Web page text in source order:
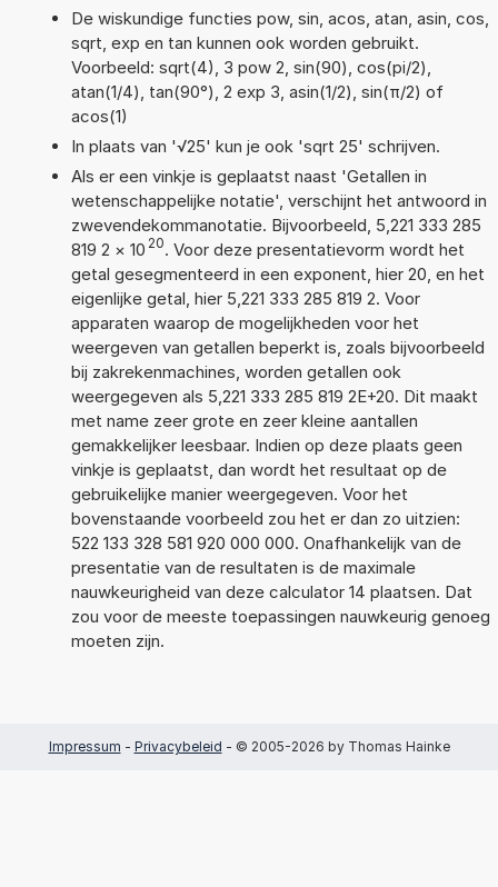
De wiskundige functies pow, sin, acos, atan, asin, cos,
sqrt, exp en tan kunnen ook worden gebruikt.
Voorbeeld: sqrt(4), 3 pow 2, sin(90), cos(pi/2),
atan(1/4), tan(90°), 2 exp 3, asin(1/2), sin(π/2) of
acos(1)
In plaats van '√25' kun je ook 'sqrt 25' schrijven.
Als er een vinkje is geplaatst naast 'Getallen in
wetenschappelijke notatie', verschijnt het antwoord in
zwevendekommanotatie. Bijvoorbeeld, 5,221 333 285
819 2 × 10 20. Voor deze presentatievorm wordt het
getal gesegmenteerd in een exponent, hier 20, en het
eigenlijke getal, hier 5,221 333 285 819 2. Voor
apparaten waarop de mogelijkheden voor het
weergeven van getallen beperkt is, zoals bijvoorbeeld
bij zakrekenmachines, worden getallen ook
weergegeven als 5,221 333 285 819 2E+20. Dit maakt
met name zeer grote en zeer kleine aantallen
gemakkelijker leesbaar. Indien op deze plaats geen
vinkje is geplaatst, dan wordt het resultaat op de
gebruikelijke manier weergegeven. Voor het
bovenstaande voorbeeld zou het er dan zo uitzien:
522 133 328 581 920 000 000. Onafhankelijk van de
presentatie van de resultaten is de maximale
nauwkeurigheid van deze calculator 14 plaatsen. Dat
zou voor de meeste toepassingen nauwkeurig genoeg
moeten zijn.
Impressum - Privacybeleid - © 2005-2026 by Thomas Hainke